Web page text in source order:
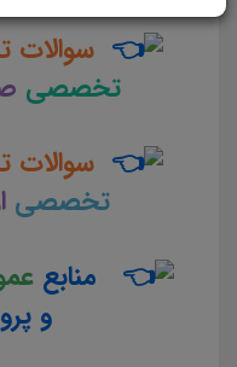
سوالات
تخصصی
سوالات
تخصصی
منابع
و